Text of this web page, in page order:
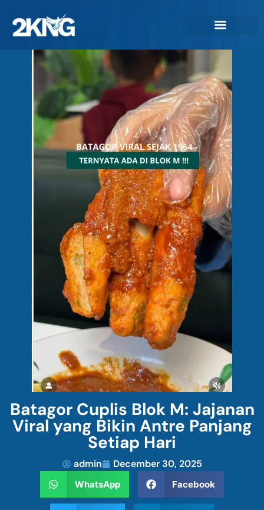
Batagor Cuplis Blok M: Jajanan
Viral yang Bikin Antre Panjang
Setiap Hari
admin December 30, 2025
WhatsApp Facebook